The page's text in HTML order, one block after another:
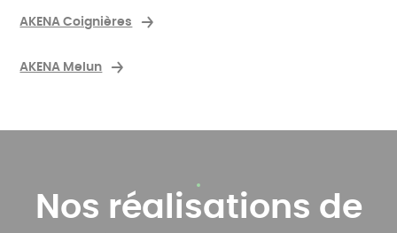
AKENA Coignières
AKENA Melun
Nos réalisations de